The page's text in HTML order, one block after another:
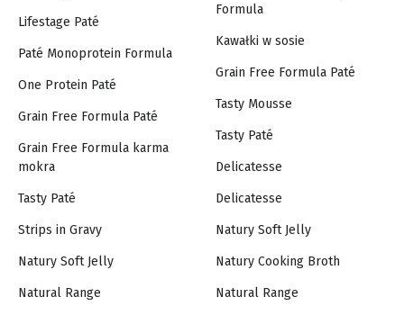
Lifestage Paté
Paté Monoprotein Formula
One Protein Paté
Grain Free Formula Paté
Grain Free Formula karma
mokra
Tasty Paté
Strips in Gravy
Natury Soft Jelly
Natural Range
Formula
Kawałki w sosie
Grain Free Formula Paté
Tasty Mousse
Tasty Paté
Delicatesse
Delicatesse
Natury Soft Jelly
Natury Cooking Broth
Natural Range